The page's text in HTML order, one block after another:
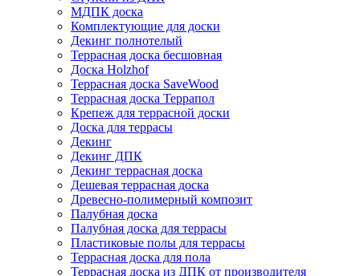
МДПК доска
Комплектующие для доски
Декинг полнотелый
Террасная доска бесшовная
Доска Holzhof
Террасная доска SaveWood
Террасная доска Террапол
Крепеж для террасной доски
Доска для террасы
Декинг
Декинг ДПК
Декинг террасная доска
Дешевая террасная доска
Древесно-полимерный композит
Палубная доска
Палубная доска для террасы
Пластиковые полы для террасы
Террасная доска для пола
Террасная доска из ДПК от производителя